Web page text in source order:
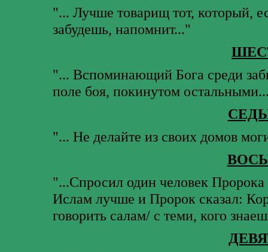
"... Лучше товарищ тот, который,
забудешь, напомнит..."
"... Вспоминающий Бога среди
поле боя, покинутом
"... Не делайте из своих домов
"...Спросил один человек
Ислам лучше и Пророк сказал:
говорить салам/ с теми, кого